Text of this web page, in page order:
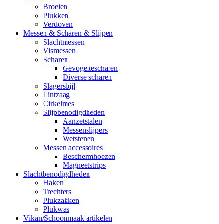
Broeien
Plukken
Verdoven
Messen & Scharen & Slijpen
Slachtmessen
Vismessen
Scharen
Gevogeltescharen
Diverse scharen
Slagersbijl
Lintzaag
Cirkelmes
Slijpbenodigdheden
Aanzetstalen
Messenslijpers
Wetstenen
Messen accessoires
Beschermhoezen
Magneetstrips
Slachtbenodigdheden
Haken
Trechters
Plukzakken
Plukwas
Vikan/Schoonmaak artikelen